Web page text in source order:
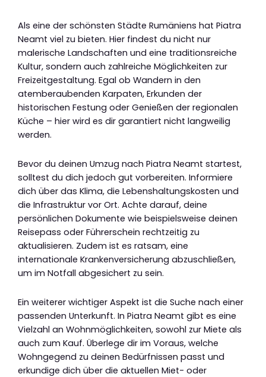
Als eine der schönsten Städte Rumäniens hat Piatra
Neamt viel zu bieten. Hier findest du nicht nur
malerische Landschaften und eine traditionsreiche
Kultur, sondern auch zahlreiche Möglichkeiten zur
Freizeitgestaltung. Egal ob Wandern in den
atemberaubenden Karpaten, Erkunden der
historischen Festung oder Genießen der regionalen
Küche – hier wird es dir garantiert nicht langweilig
werden.
Bevor du deinen Umzug nach Piatra Neamt startest,
solltest du dich jedoch gut vorbereiten. Informiere
dich über das Klima, die Lebenshaltungskosten und
die Infrastruktur vor Ort. Achte darauf, deine
persönlichen Dokumente wie beispielsweise deinen
Reisepass oder Führerschein rechtzeitig zu
aktualisieren. Zudem ist es ratsam, eine
internationale Krankenversicherung abzuschließen,
um im Notfall abgesichert zu sein.
Ein weiterer wichtiger Aspekt ist die Suche nach einer
passenden Unterkunft. In Piatra Neamt gibt es eine
Vielzahl an Wohnmöglichkeiten, sowohl zur Miete als
auch zum Kauf. Überlege dir im Voraus, welche
Wohngegend zu deinen Bedürfnissen passt und
erkundige dich über die aktuellen Miet- oder